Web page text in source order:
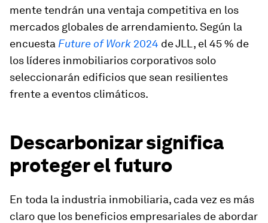
mente tendrán una ventaja competitiva en los
mercados globales de arrendamiento. Según la
encuesta Future of Work 2024 de JLL, el 45 % de
los líderes inmobiliarios corporativos solo
seleccionarán edificios que sean resilientes
frente a eventos climáticos.
Descarbonizar significa
proteger el futuro
En toda la industria inmobiliaria, cada vez es más
claro que los beneficios empresariales de abordar